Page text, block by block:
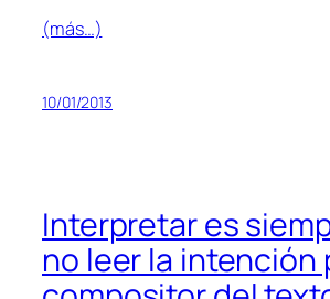
(más…)
10/01/2013
Interpretar es
no leer la intención